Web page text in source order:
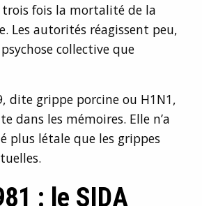
trois fois la mortalité de la
Les autorités réagissent peu,
collective que
dite grippe porcine ou H1N1,
dans les mémoires. Elle n’a
plus létale que les grippes
: le SIDA